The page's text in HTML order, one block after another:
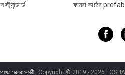
কামরা কাঠের
সরবরাহকারী. Copyright © 2019 - 2026